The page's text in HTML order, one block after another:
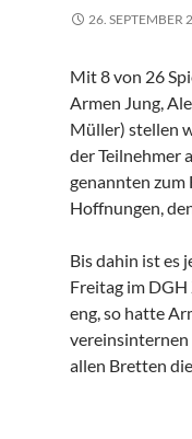
26. SEPTEMBER
Mit 8 von 26
Armen Jung,
Müller) stellen
der Teilnehmer
genannten zum
Hoffnungen,
Bis dahin ist es
Freitag im
eng, so hatte
vereinsinternen
allen Bretten